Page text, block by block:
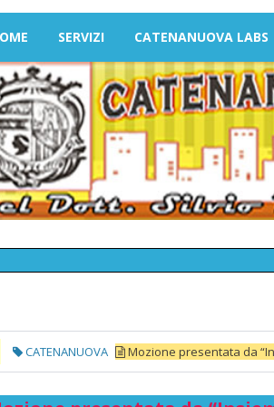
SERVIZI CATENANUOVA LABS
CATENANUOVA Mozione presentata da